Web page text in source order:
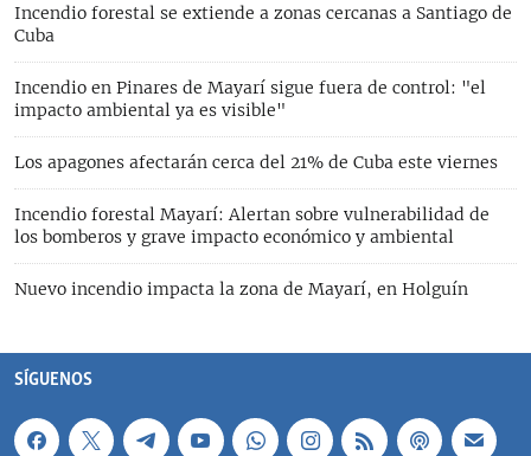
Incendio forestal se extiende a zonas cercanas a Santiago de
Cuba
Incendio en Pinares de Mayarí sigue fuera de control: "el
impacto ambiental ya es visible"
Los apagones afectarán cerca del 21% de Cuba este viernes
Incendio forestal Mayarí: Alertan sobre vulnerabilidad de
los bomberos y grave impacto económico y ambiental
Nuevo incendio impacta la zona de Mayarí, en Holguín
SÍGUENOS